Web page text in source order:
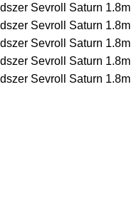
Sevroll Saturn 1.8m
Sevroll Saturn 1.8m
Sevroll Saturn 1.8m
Sevroll Saturn 1.8m
Sevroll Saturn 1.8m